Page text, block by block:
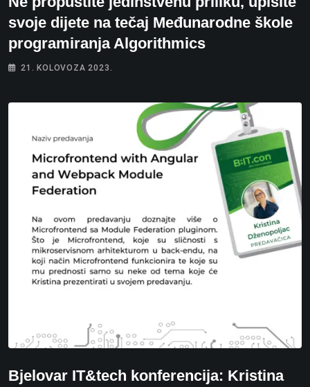
svoje dijete na tečaj Međunarodne škole
programiranja Algorithmics
21. KOLOVOZA 2023.
Bjelovar IT&tech konferencija: Kristina